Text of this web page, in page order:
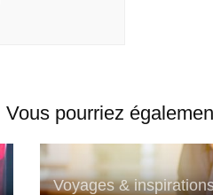
Vous pourriez
Voyages &